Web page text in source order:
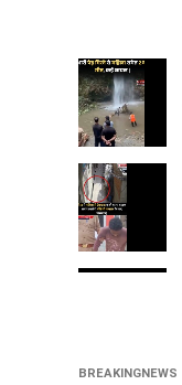
BREAKINGNEWS